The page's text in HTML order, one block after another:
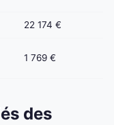
22 174 €
1 769 €
des